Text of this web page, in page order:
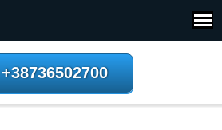
+38736502700